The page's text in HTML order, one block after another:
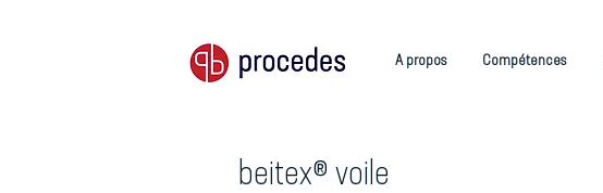
A propos Compétences
beitex® voile